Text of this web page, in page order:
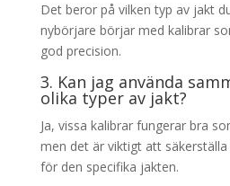
Det beror på vilken typ av jakt
nybörjare börjar med kalibrar
god precision.
3. Kan jag använda
olika typer av jakt?
Ja, vissa kalibrar fungerar bra
men det är viktigt att
för den specifika jakten.